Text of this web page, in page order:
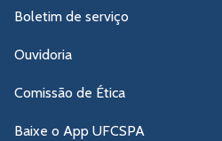
Boletim de serviço
Ouvidoria
Comissão de Ética
Baixe o App UFCSPA